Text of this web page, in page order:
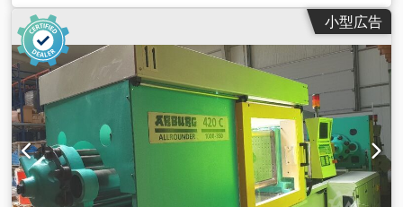
スト型式:デュプレックス, 建設高:3,500 mm, フォーク長:
2,400 mm
, 電動4輪フォークリフト ロード
センター：600 マストタイプ: デュプレックス 状態: 使用可能、
完全機能 技術的状態: 非常に良い フロントタイヤタイプ：超弾
性 フロントタイヤサイズ： 8.25 x 15 Crsdpfx Ahsq E A Uzjkjf
リアタイヤ タイプ： スーパーラスティック リアタイヤサイ
ズ：8.25 x 15 バッテリー電圧：80V バッテリーAh： 1120Ah
バッテリー製造年： 2022 リア, バックカメラ, セーフティライ
ト, バックミラー, フォークポジショナー, サイドシフト, 快適キ
ャビン（冷暖房付）, ラジオ, バッテリー 80 V / 1120 Ah -
Nexsys - メンテナンスフリー, 充電器, リフティングマスト前部
小型広告